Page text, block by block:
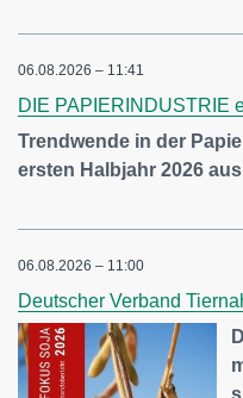
06.08.2026 – 11:41
DIE PAPIERINDUSTRIE
Trendwende in der
ersten Halbjahr 2026 aus
06.08.2026 – 11:00
Deutscher Verband